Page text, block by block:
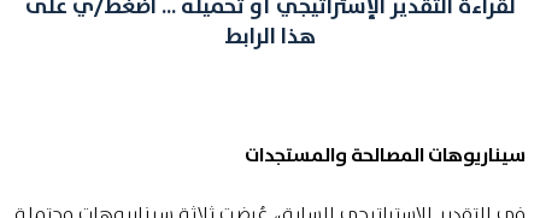
هذا الرابط
سيناريوهات المصالحة والمستجدات